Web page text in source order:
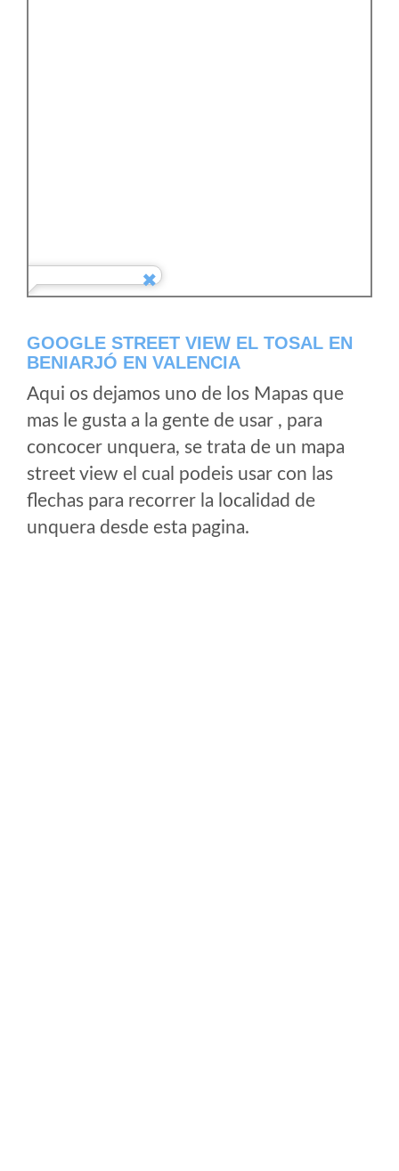
GOOGLE STREET VIEW EL TOSAL EN
BENIARJÓ EN VALENCIA
Aqui os dejamos uno de los Mapas que
mas le gusta a la gente de usar , para
concocer unquera, se trata de un mapa
street view el cual podeis usar con las
flechas para recorrer la localidad de
unquera desde esta pagina.